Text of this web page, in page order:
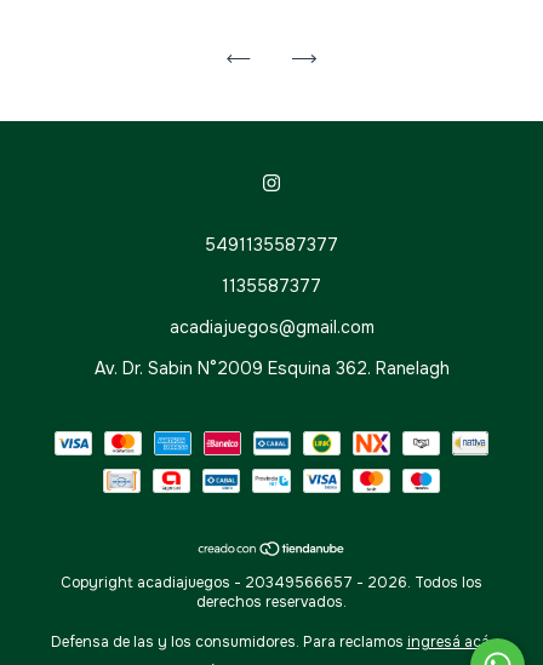
5491135587377
1135587377
acadiajuegos@gmail.com
Av. Dr. Sabin N°2009 Esquina 362. Ranelagh
Copyright acadiajuegos - 20349566657 - 2026. Todos los
derechos reservados.
Defensa de las y los consumidores. Para reclamos ingresá acá.